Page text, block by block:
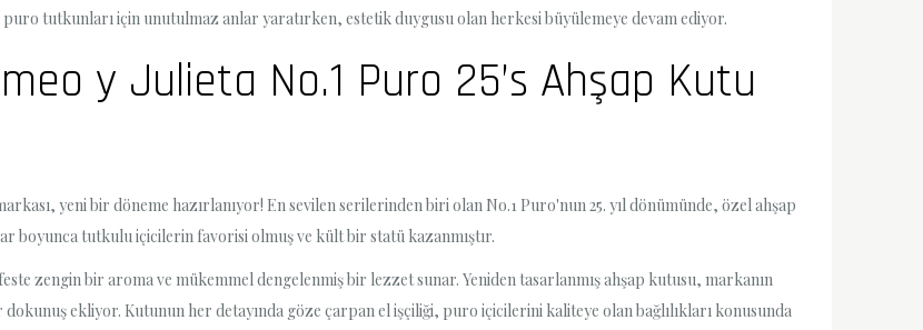
puro tutkunları için unutulmaz anlar yaratırken, estetik duygusu olan herkesi büyülemeye devam ediyor.
y Julieta No.1 Puro 25’s Ahşap Kutu
yeni bir döneme hazırlanıyor! En sevilen serilerinden biri olan No.1 Puro'nun 25. yıl dönümünde, özel ahşap
boyunca tutkulu içicilerin favorisi olmuş ve kült bir statü kazanmıştır.
zengin bir aroma ve mükemmel dengelenmiş bir lezzet sunar. Yeniden tasarlanmış ahşap kutusu, markanın
ekliyor. Kutunun her detayında göze çarpan el işçiliği, puro içicilerini kaliteye olan bağlılıkları konusunda